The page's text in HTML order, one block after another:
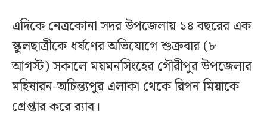
এদিকে নেত্রকোনা সদর উপজেলায় ১৪ বছরের এক
স্কুলছাত্রীকে ধর্ষণের অভিযোগে শুক্রবার (৮
আগস্ট) সকালে ময়মনসিংহের গৌরীপুর উপজেলার
মহিষারন-অচিন্ত্যপুর এলাকা থেকে রিপন মিয়াকে
গ্রেপ্তার করে র‍্যাব।